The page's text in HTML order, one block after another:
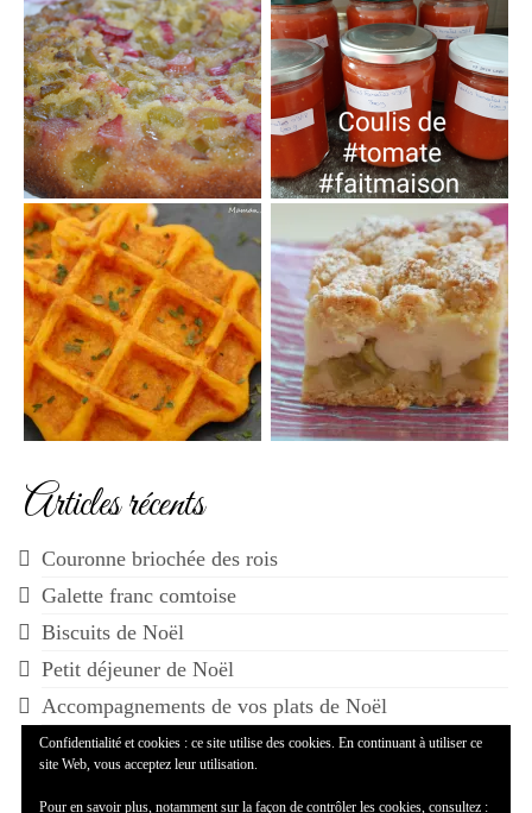
Articles récents
Couronne briochée des rois
Galette franc comtoise
Biscuits de Noël
Petit déjeuner de Noël
Accompagnements de vos plats de Noël
Confidentialité et cookies : ce site utilise des cookies. En continuant à utiliser ce
site Web, vous acceptez leur utilisation.
Pour en savoir plus, notamment sur la façon de contrôler les cookies, consultez :